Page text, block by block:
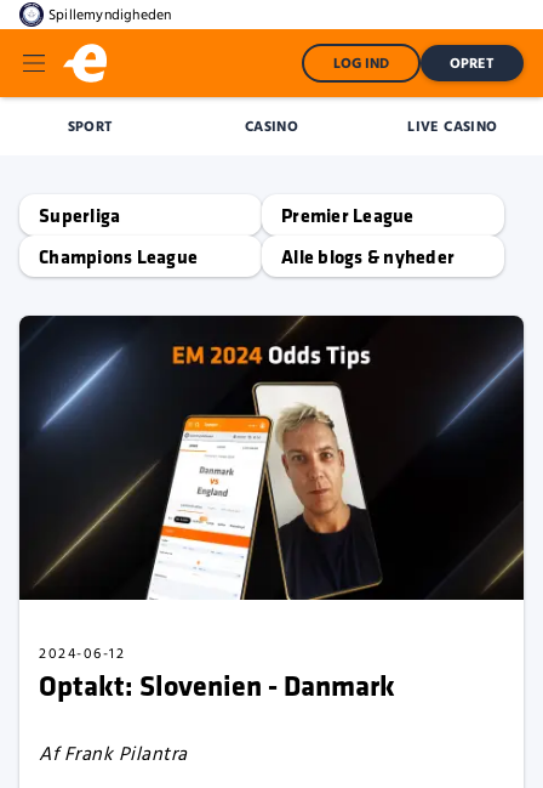
Spillemyndigheden
LOG IND OPRET
SPORT CASINO LIVE CASINO
Superliga
Premier League
Champions League
Alle blogs & nyheder
2024-06-12
Optakt: Slovenien - Danmark
Af Frank Pilantra